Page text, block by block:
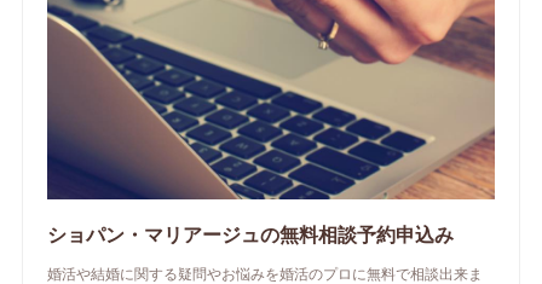
ショパン・マリアージュの無料相談予約申込み
婚活や結婚に関する疑問やお悩みを婚活のプロに無料で相談出来ま